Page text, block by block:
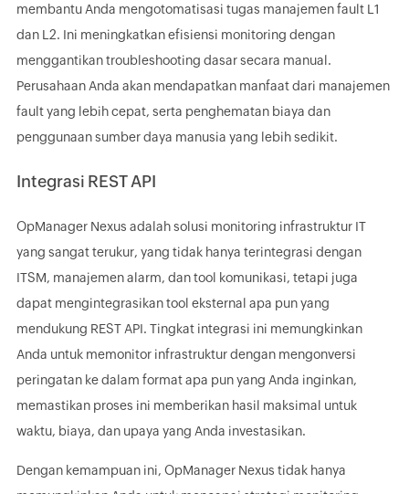
membantu Anda mengotomatisasi tugas manajemen fault L1
dan L2. Ini meningkatkan efisiensi monitoring dengan
menggantikan troubleshooting dasar secara manual.
Perusahaan Anda akan mendapatkan manfaat dari manajemen
fault yang lebih cepat, serta penghematan biaya dan
penggunaan sumber daya manusia yang lebih sedikit.
Integrasi REST API
OpManager Nexus adalah solusi monitoring infrastruktur IT
yang sangat terukur, yang tidak hanya terintegrasi dengan
ITSM, manajemen alarm, dan tool komunikasi, tetapi juga
dapat mengintegrasikan tool eksternal apa pun yang
mendukung REST API. Tingkat integrasi ini memungkinkan
Anda untuk memonitor infrastruktur dengan mengonversi
peringatan ke dalam format apa pun yang Anda inginkan,
memastikan proses ini memberikan hasil maksimal untuk
waktu, biaya, dan upaya yang Anda investasikan.
Dengan kemampuan ini, OpManager Nexus tidak hanya